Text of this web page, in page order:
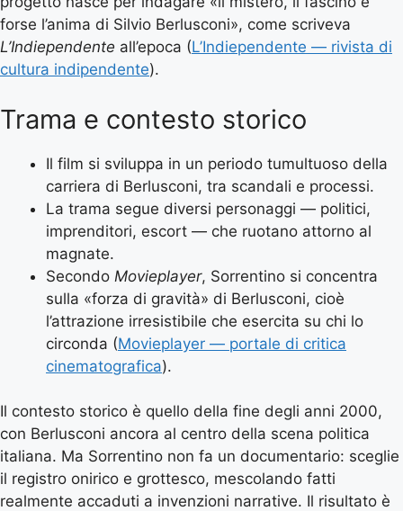
forse l’anima di Silvio Berlusconi», come scriveva
L’Indiependente all’epoca (L’Indiependente — rivista di
cultura indipendente).
Trama e contesto storico
Il film si sviluppa in un periodo tumultuoso della
carriera di Berlusconi, tra scandali e processi.
La trama segue diversi personaggi — politici,
imprenditori, escort — che ruotano attorno al
magnate.
Secondo Movieplayer, Sorrentino si concentra
sulla «forza di gravità» di Berlusconi, cioè
l’attrazione irresistibile che esercita su chi lo
circonda (Movieplayer — portale di critica
cinematografica).
Il contesto storico è quello della fine degli anni 2000,
con Berlusconi ancora al centro della scena politica
italiana. Ma Sorrentino non fa un documentario: sceglie
il registro onirico e grottesco, mescolando fatti
realmente accaduti a invenzioni narrative. Il risultato è